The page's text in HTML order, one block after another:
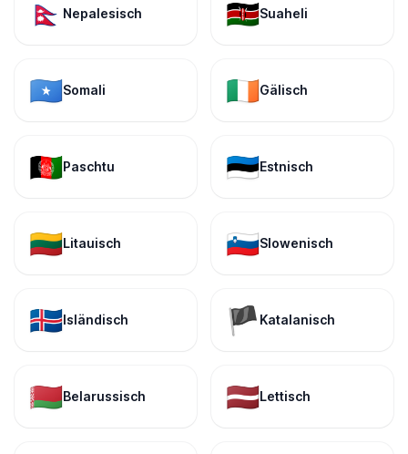
🇳🇵 Nepalesisch 🇰🇪Suaheli
🇸🇴Somali 🇮🇪Gälisch
🇦🇫Paschtu 🇪🇪Estnisch
🇱🇹Litauisch 🇸🇮Slowenisch
🇮🇸Isländisch 🏴 Katalanisch
🇧🇾Belarussisch 🇱🇻Lettisch